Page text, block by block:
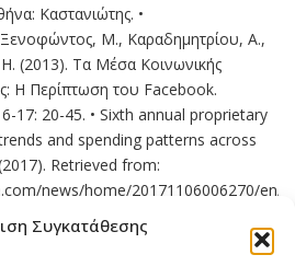
Συγκατάθεσης
Καστανιώτης. •
Μ., Καραδημητρίου, Α.,
(2013). Τα Μέσα Κοινωνικής
Η Περίπτωση του Facebook.
17: 20-45. • Sixth annual proprietary
and spending patterns across
Retrieved from:
news/home/20171106006270/en/
2017-2018-Millennial-Survey
• Stavrianea, A., Kavoura, A. (2015).
generated content’s role in